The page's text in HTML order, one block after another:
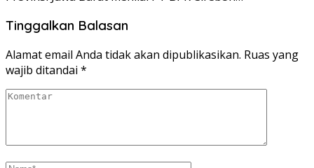
Tinggalkan Balasan
Alamat email Anda tidak akan dipublikasikan. Ruas yang
wajib ditandai *